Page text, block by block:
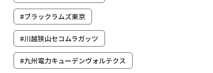
#ブラックラムズ東京
#川越狭山セコムラガッツ
#九州電力キューデンヴォルテクス